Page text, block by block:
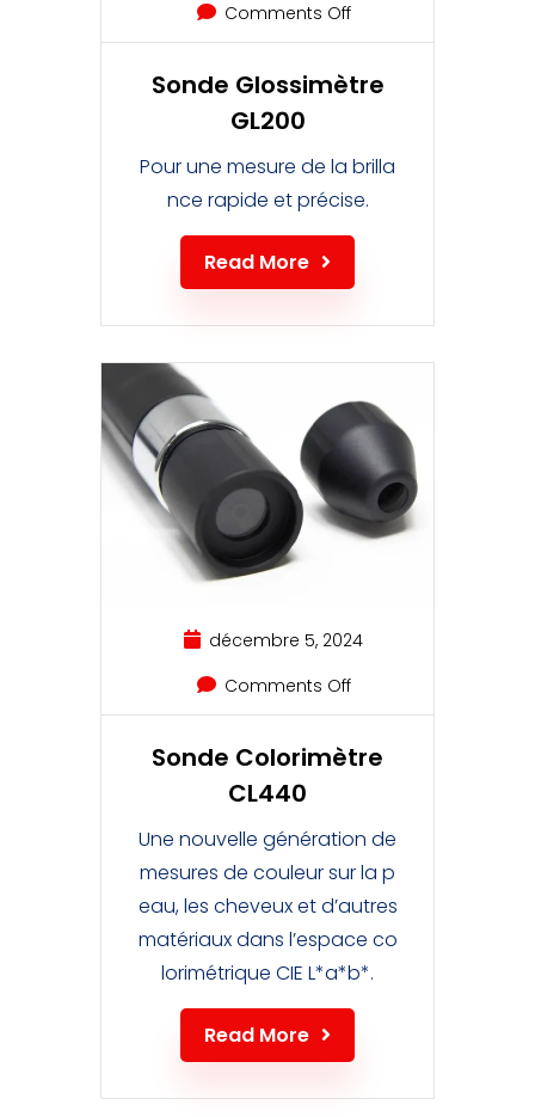
Comments Off
Sonde Glossimètre
GL200
Pour une mesure de la brilla
nce rapide et précise.
Read More
décembre 5, 2024
Comments Off
Sonde Colorimètre
CL440
Une nouvelle génération de
mesures de couleur sur la p
eau, les cheveux et d’autres
matériaux dans l’espace co
lorimétrique CIE L*a*b*.
Read More